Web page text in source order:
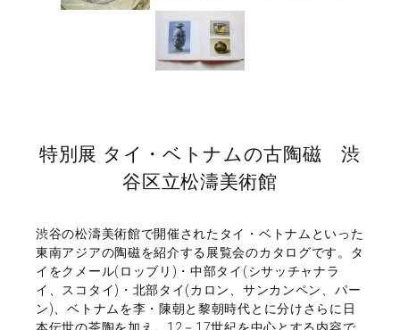
特別展 タイ・ベトナムの古陶磁 渋
谷区立松濤美術館
渋谷の松濤美術館で開催されたタイ・ベトナムといった
東南アジアの陶磁を紹介する展覧会のカタログです。タ
イをクメール(ロッブリ)・中部タイ(シサッチャナラ
イ、スコタイ)・北部タイ(カロン、サンカンペン、パー
ン)、ベトナムを李・陳朝と黎朝時代とに分けさらに日
本伝世の茶陶を加え、12－17世紀を中心とする内容で